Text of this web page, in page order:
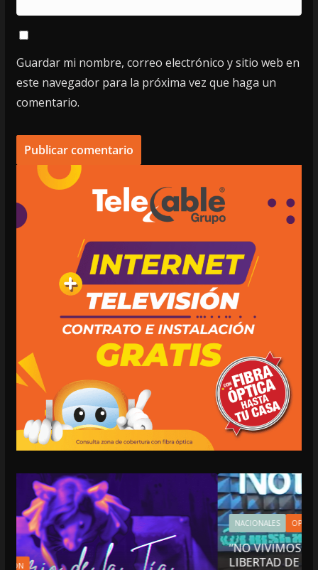
Guardar mi nombre, correo electrónico y sitio web en
este navegador para la próxima vez que haga un
comentario.
NACIONALES
“NO VIVIMOS BUENOS TIEMPOS PARA LA
LIBERTAD DE EXPRESIÓN NI PARA LA